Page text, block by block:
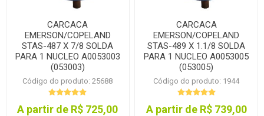
CARCACA
EMERSON/COPELAND
STAS-487 X 7/8 SOLDA
PARA 1 NUCLEO A0053003
(053003)
Código do produto: 25688
A partir de R$ 725,00
CARCACA
EMERSON/COPELAND
STAS-489 X 1.1/8 SOLDA
PARA 1 NUCLEO A0053005
(053005)
Código do produto: 1944
A partir de R$ 739,00